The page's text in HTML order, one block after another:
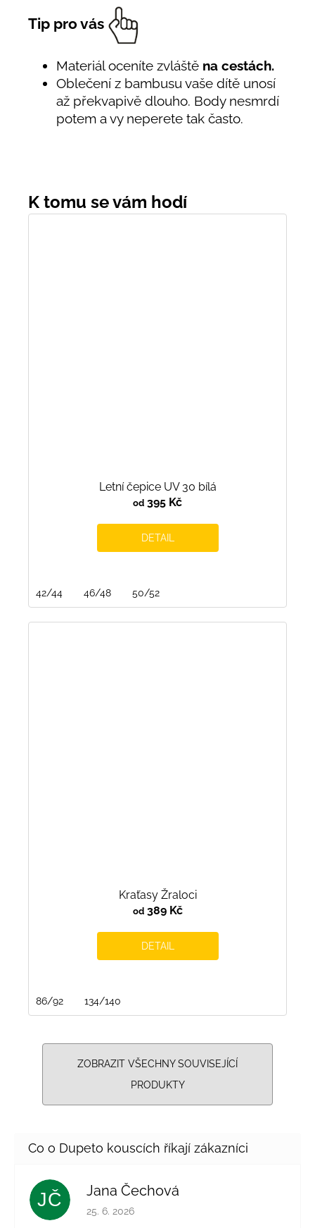
Tip pro vás
Materiál oceníte zvláště na cestách.
Oblečení z bambusu vaše dítě unosí
až překvapivě dlouho. Body nesmrdí
potem a vy neperete tak často.
Letní čepice UV 30 bílá
od 395 Kč
DETAIL
42/44 46/48 50/52
Kraťasy Žraloci
od389 Kč
DETAIL
86/92 134/140
ZOBRAZIT VŠECHNY SOUVISEJÍCÍ
PRODUKTY
JČ Jana Čechová
Hodnocení obchodu je 5 z 5 hvězdiček.
25. 6. 2026